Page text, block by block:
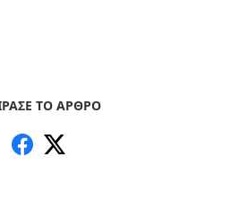
ΤΟ ΑΡΘΡΟ